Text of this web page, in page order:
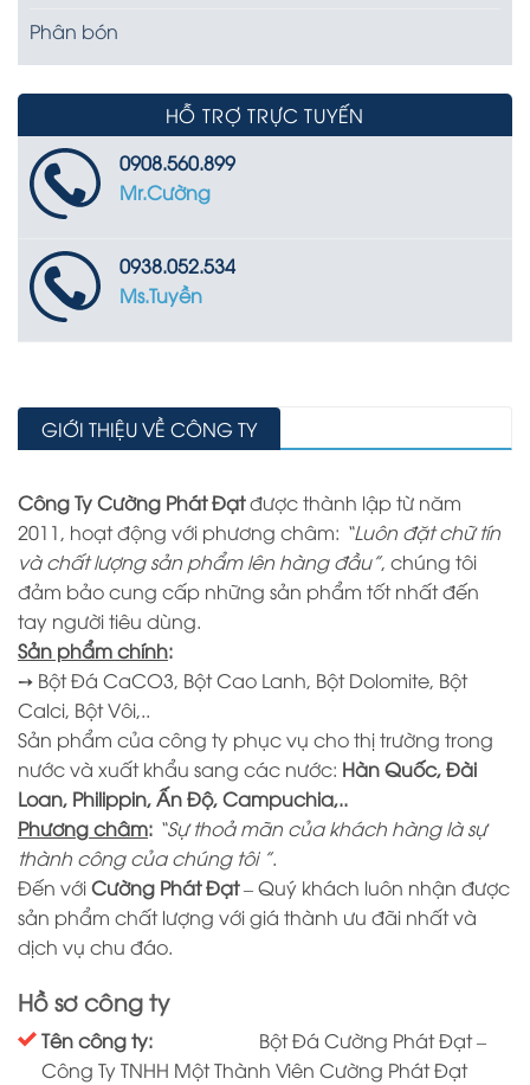
GIỚI THIỆU VỀ CÔNG TY
Công Ty Cường Phát Đạtđược thành lập từ năm
2011, hoạt động với phương châm: “Luôn đặt chữ tín
và chất lượng sản phẩm lên hàng đầu”, chúng tôi
đảm bảo cung cấp những sản phẩm tốt nhất đến
tay người tiêu dùng.
Sản phẩm chính:
➙ Bột Đá CaCO3, Bột Cao Lanh, Bột Dolomite, Bột
Calci, Bột Vôi,..
Sản phẩm của công ty phục vụ cho thị trường trong
nước và xuất khẩu sang các nước: Hàn Quốc, Đài
Loan, Philippin, Ấn Độ, Campuchia,..
Phương châm: “Sự thoả mãn của khách hàng là sự
thành công của chúng tôi ”.
Đến vớiCường Phát Đạt– Quý khách luôn nhận được
sản phẩm chất lượng với giá thành ưu đãi nhất và
dịch vụ chu đáo.
Hồ sơ công ty
Tên công ty:
Bột Đá Cường Phát Đạt –
Công Ty TNHH Một Thành Viên Cường Phát Đạt
Phân bón
HỖ TRỢ TRỰC TUYẾN
0908.560.899
Mr.Cường
0938.052.534
Ms.Tuyền